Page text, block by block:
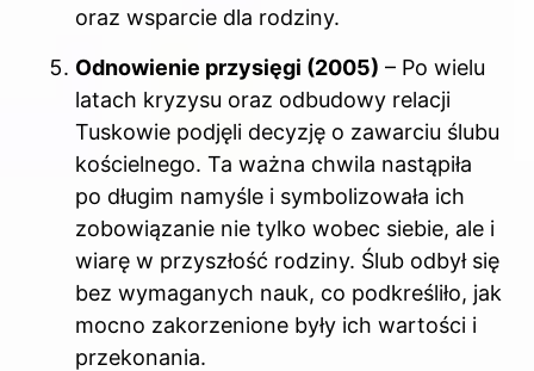
oraz wsparcie dla rodziny.
Odnowienie przysięgi (2005) – Po wielu
latach kryzysu oraz odbudowy relacji
Tuskowie podjęli decyzję o zawarciu ślubu
kościelnego. Ta ważna chwila nastąpiła
po długim namyśle i symbolizowała ich
zobowiązanie nie tylko wobec siebie, ale i
wiarę w przyszłość rodziny. Ślub odbył się
bez wymaganych nauk, co podkreśliło, jak
mocno zakorzenione były ich wartości i
przekonania.